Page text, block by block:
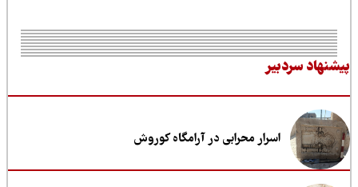
سردبیر
اسرار محرابی در آرامگاه کوروش